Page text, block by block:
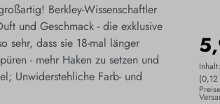
Berkley-Wissenschaftler
und Geschmack - die exklusive
sehr, dass sie 18-mal länger
- mehr Haken zu setzen und
Unwiderstehliche Farb- und